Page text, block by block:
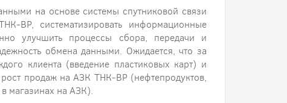
на основе системы спутниковой связи
ВР, систематизировать информационные
улучшить процессы сбора, передачи и
обмена данными. Ожидается, что за
клиента (введение пластиковых карт) и
продаж на AЗК TНК-BP (нефтепродуктов,
магазинах на AЗК).